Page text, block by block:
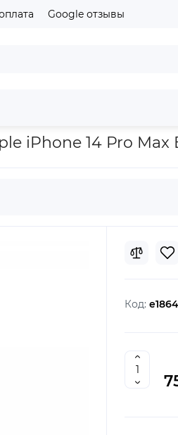
Google отзывы
Black
iPhone 14 Pro Max
Код: